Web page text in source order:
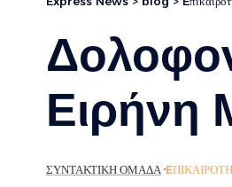
Ειρήνη
ΣΥΝΤΑΚΤΙΚΉ ΟΜΆΔΑ